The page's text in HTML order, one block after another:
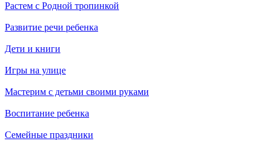
Растем с Родной тропинкой
Развитие речи ребенка
Дети и книги
Игры на улице
Мастерим с детьми своими руками
Воспитание ребенка
Семейные праздники